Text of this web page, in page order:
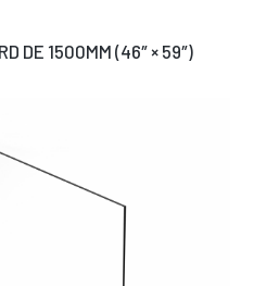
DE 1500MM (46″ × 59″)